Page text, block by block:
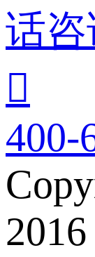
话咨

400-